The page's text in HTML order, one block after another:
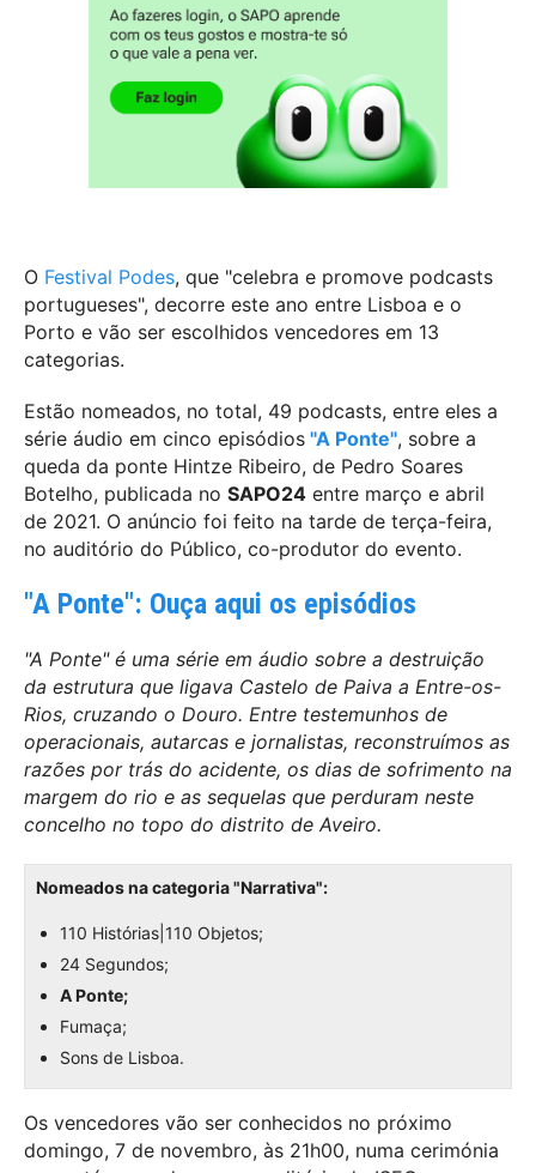
O Festival Podes, que "celebra e promove podcasts
portugueses", decorre este ano entre Lisboa e o
Porto e vão ser escolhidos vencedores em 13
categorias.
Estão nomeados, no total, 49 podcasts, entre eles a
série áudio em cinco episódios "A Ponte", sobre a
queda da ponte Hintze Ribeiro, de Pedro Soares
Botelho, publicada no SAPO24 entre março e abril
de 2021. O anúncio foi feito na tarde de terça-feira,
no auditório do Público, co-produtor do evento.
"A Ponte": Ouça aqui os episódios
"A Ponte" é uma série em áudio sobre a destruição
da estrutura que ligava Castelo de Paiva a Entre-os-
Rios, cruzando o Douro. Entre testemunhos de
operacionais, autarcas e jornalistas, reconstruímos as
razões por trás do acidente, os dias de sofrimento na
margem do rio e as sequelas que perduram neste
concelho no topo do distrito de Aveiro.
Nomeados na categoria "Narrativa":
110 Histórias|110 Objetos;
24 Segundos;
A Ponte;
Fumaça;
Sons de Lisboa.
Os vencedores vão ser conhecidos no próximo
domingo, 7 de novembro, às 21h00, numa cerimónia